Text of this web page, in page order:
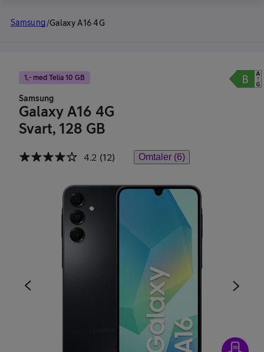
Samsung/Galaxy A16 4G
1,- med Telia 10 GB
Samsung
Galaxy A16 4G
Svart, 128 GB
4.2 (12) Omtaler (6)